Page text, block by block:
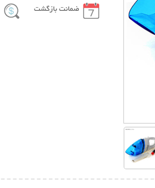
ضمانت بازگشت